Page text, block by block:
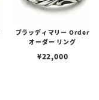
ブラッディマリー Order
オーダー リング
¥22,000